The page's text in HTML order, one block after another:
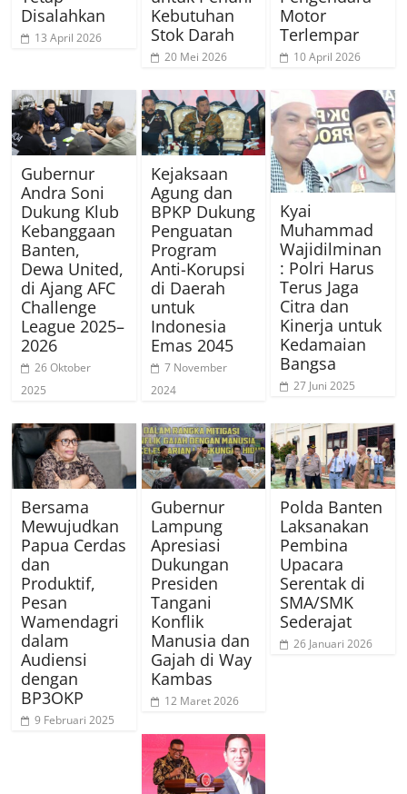
Disalahkan
13 April 2026
Kebutuhan
Stok Darah
20 Mei 2026
Motor
Terlempar
10 April 2026
Gubernur
Andra Soni
Dukung Klub
Kebanggaan
Banten,
Dewa United,
di Ajang AFC
Challenge
League 2025–
2026
26 Oktober
2025
Kejaksaan
Agung dan
BPKP Dukung
Penguatan
Program
Anti-Korupsi
di Daerah
untuk
Indonesia
Emas 2045
7 November
2024
Kyai
Muhammad
Wajidilminan
: Polri Harus
Terus Jaga
Citra dan
Kinerja untuk
Kedamaian
Bangsa
27 Juni 2025
Bersama
Mewujudkan
Papua Cerdas
dan
Produktif,
Pesan
Wamendagri
dalam
Audiensi
dengan
BP3OKP
9 Februari 2025
Gubernur
Lampung
Apresiasi
Dukungan
Presiden
Tangani
Konflik
Manusia dan
Gajah di Way
Kambas
12 Maret 2026
Polda Banten
Laksanakan
Pembina
Upacara
Serentak di
SMA/SMK
Sederajat
26 Januari 2026